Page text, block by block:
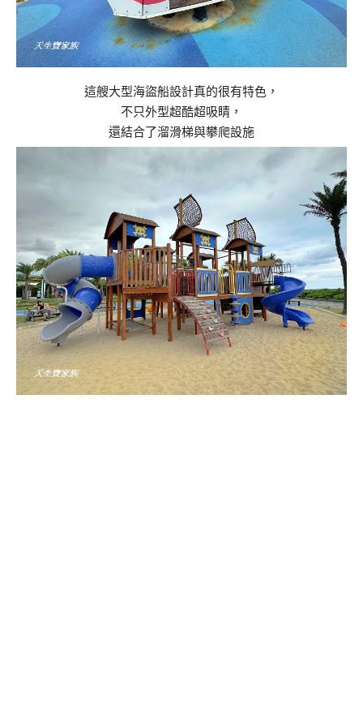
這艘大型海盜船設計真的很有特色，
不只外型超酷超吸睛，
還結合了溜滑梯與攀爬設施